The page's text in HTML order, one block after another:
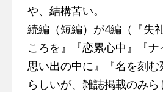
や、結構苦い。
続編（短編）が4編（『失
ころを』『恋累心中』『
思い出の中に』『名を刻む
らしいが、雑誌掲載のみ